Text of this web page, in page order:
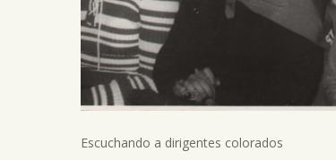
Escuchando a dirigentes colorados